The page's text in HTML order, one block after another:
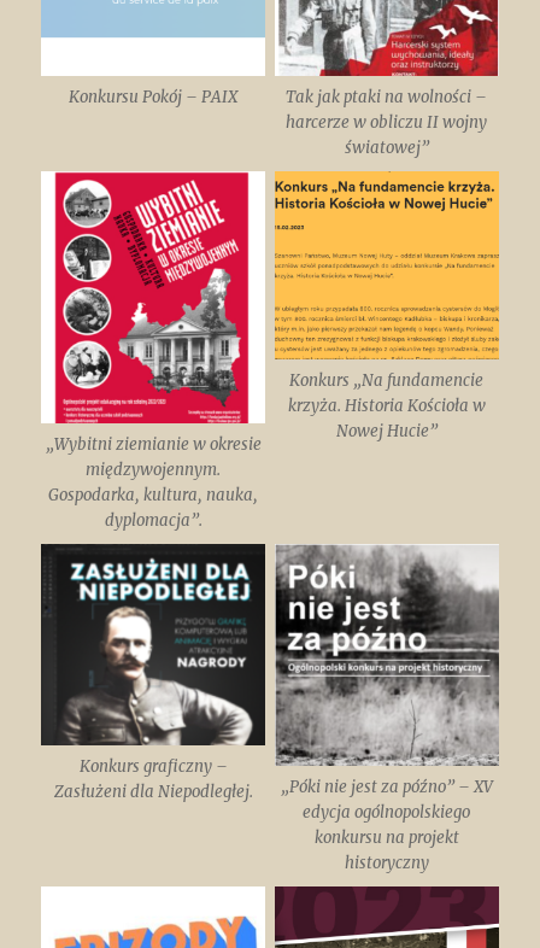
Konkursu Pokój – PAIX
Tak jak ptaki na wolności –
harcerze w obliczu II wojny
światowej”
„Wybitni ziemianie w okresie
międzywojennym.
Gospodarka, kultura, nauka,
dyplomacja”.
Konkurs „Na fundamencie
krzyża. Historia Kościoła w
Nowej Hucie”
Konkurs graficzny –
Zasłużeni dla Niepodległej.
„Póki nie jest za późno” – XV
edycja ogólnopolskiego
konkursu na projekt
historyczny